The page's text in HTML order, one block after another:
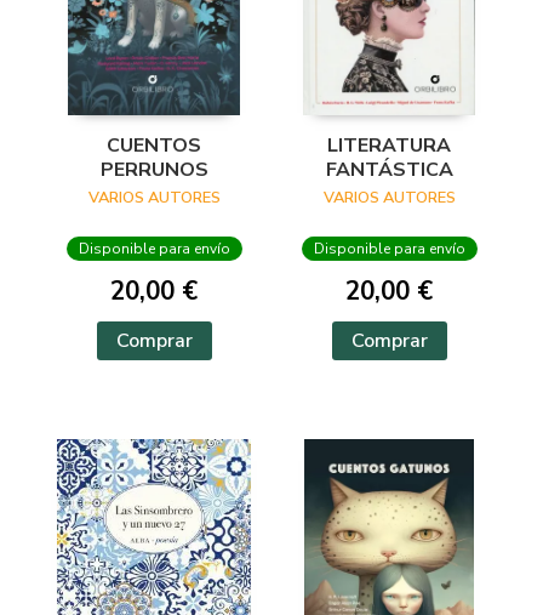
CUENTOS
PERRUNOS
VARIOS AUTORES
Disponible para envío
20,00 €
Comprar
LITERATURA
FANTÁSTICA
VARIOS AUTORES
Disponible para envío
20,00 €
Comprar